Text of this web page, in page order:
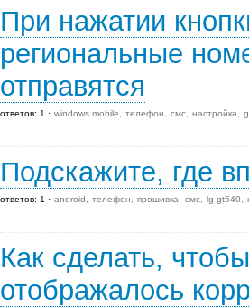
При нажатии
региональные
отправятся
ответов: 1 windows mobile телефон смс настройка
Подскажите, где
ответов: 1 android телефон прошивка смс lg gt540
Как сделать,
отображалось